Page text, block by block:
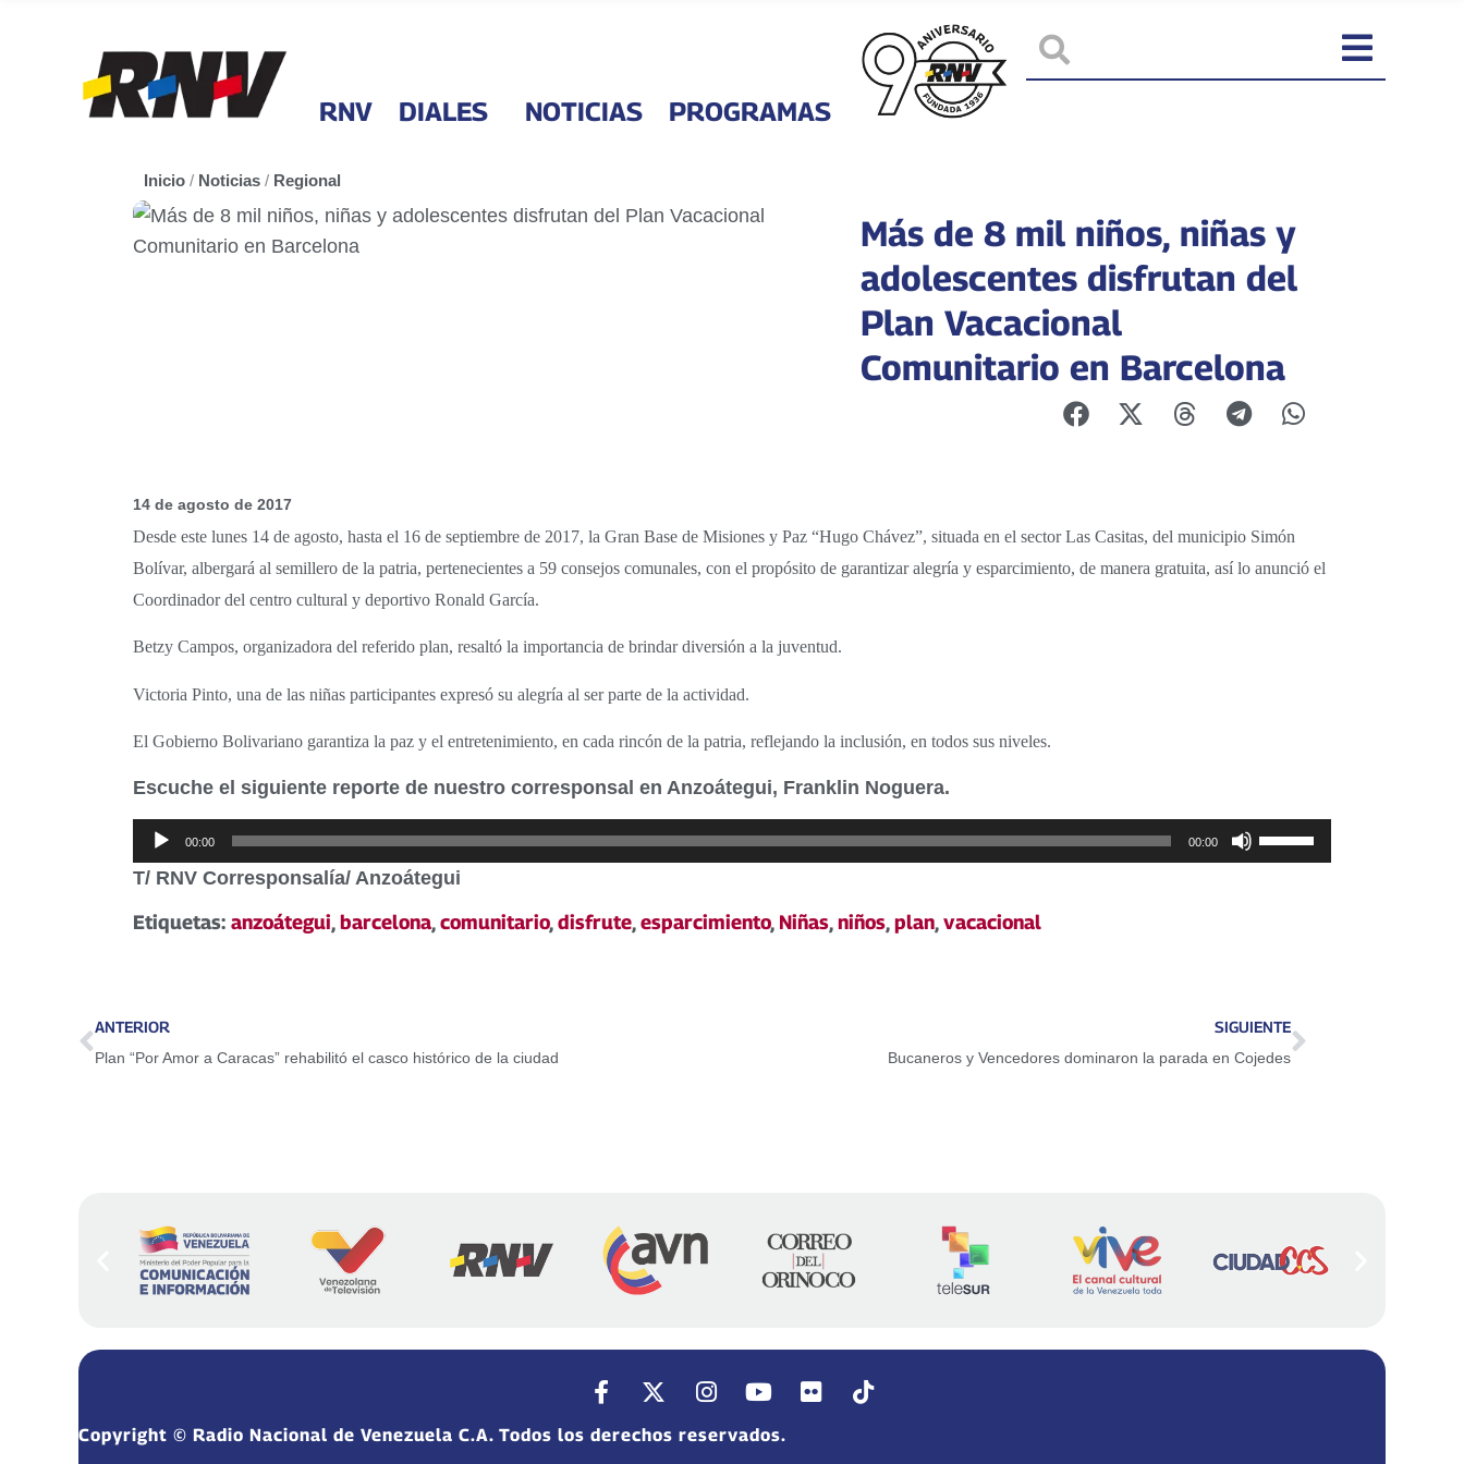
RNV DIALES NOTICIAS PROGRAMAS
Inicio / Noticias / Regional
Más de 8 mil niños, niñas y
adolescentes disfrutan del
Plan Vacacional
Comunitario en Barcelona
14 de agosto de 2017
Desde este lunes 14 de agosto, hasta el 16 de septiembre de 2017, la Gran Base de Misiones y Paz “Hugo Chávez”, situada en el sector Las Casitas, del municipio Simón
Bolívar, albergará al semillero de la patria, pertenecientes a 59 consejos comunales, con el propósito de garantizar alegría y esparcimiento, de manera gratuita, así lo anunció el
Coordinador del centro cultural y deportivo Ronald García.
Betzy Campos, organizadora del referido plan, resaltó la importancia de brindar diversión a la juventud.
Victoria Pinto, una de las niñas participantes expresó su alegría al ser parte de la actividad.
El Gobierno Bolivariano garantiza la paz y el entretenimiento, en cada rincón de la patria, reflejando la inclusión, en todos sus niveles.
Escuche el siguiente reporte de nuestro corresponsal en Anzoátegui, Franklin Noguera.
Reproductor
de
00:00 00:00
Utiliza
las
para
aumentar
T/ RNV Corresponsalía/ Anzoátegui
Etiquetas: anzoátegui,barcelona,comunitario,disfrute,esparcimiento, Niñas,niños,plan,vacacional
ANTERIOR
Plan “Por Amor a Caracas” rehabilitó el casco histórico de la ciudad
SIGUIENTE
Bucaneros y Vencedores dominaron la parada en Cojedes
Copyright © Radio Nacional de Venezuela C.A. Todos los derechos reservados.